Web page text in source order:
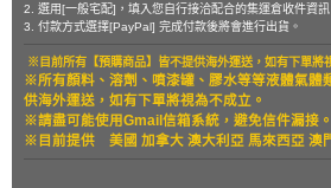
2. 選用[一般宅配]，填入您自行接洽配合的集運倉收件資訊
3. 付款方式選擇[PayPal] 完成付款後將會進行出貨。
※目前所有【預購商品】皆不提供海外運送，如有下單將
※所有顏料、溶劑、噴漆罐、膠水等等液體氣體
供海外運送，如有下單將視為不成立。
※請盡可能使用Gmail信箱系統，避免信件漏接。
※目前提供 美國 加拿大 澳大利亞 馬來西亞 澳